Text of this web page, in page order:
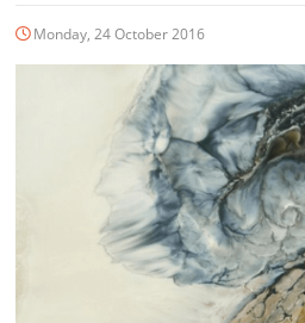
Monday, 24 October 2016